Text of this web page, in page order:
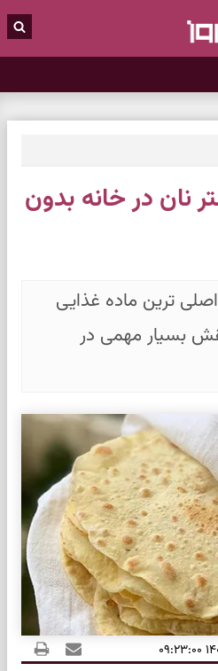
نان در خانه بدون
ترین ماده غذایی
بسیار مهمی در